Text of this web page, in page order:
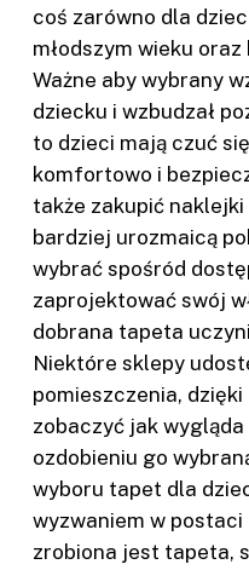
coś zarówno dla
młodszym wieku
Ważne aby wybrany
dziecku i wzbudzał
to dzieci mają czuć
komfortowo i
także zakupić
bardziej urozmaicą
wybrać spośród
zaprojektować swój
dobrana tapeta
Niektóre sklepy
pomieszczenia,
zobaczyć jak
ozdobieniu go
wyboru tapet dla
wyzwaniem w
zrobiona jest tapeta,